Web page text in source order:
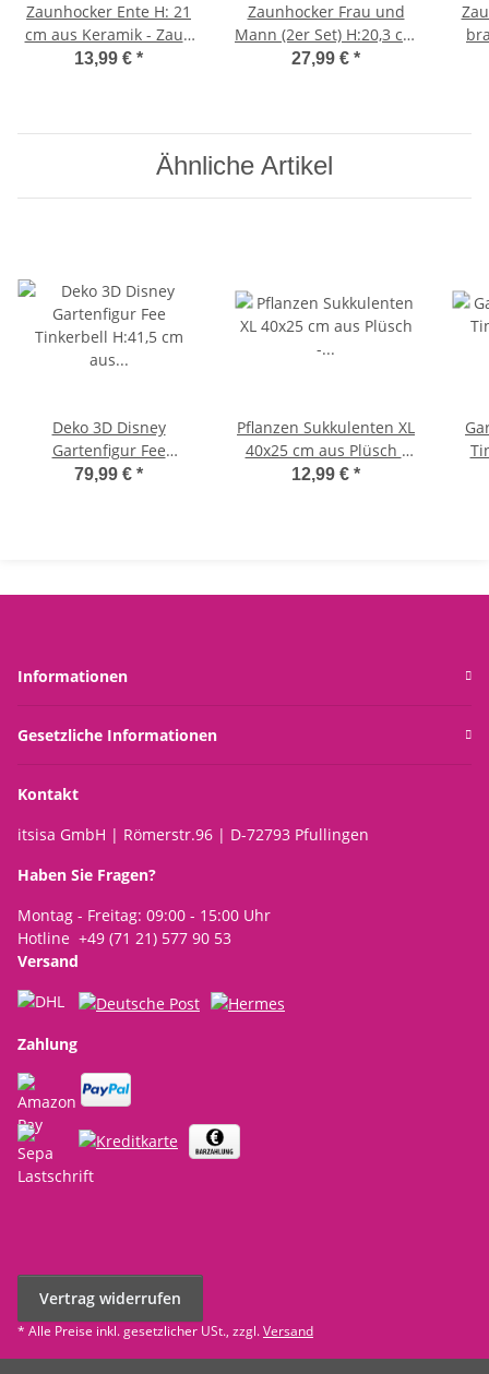
Zaunhocker Ente H: 21
cm aus Keramik - Zaun
Deko Garten Teich,
13,99 € *
Zaunhocker Frau und
Mann (2er Set) H:20,3 cm
aus Keramik - Zaun Deko
27,99 € *
Ähnliche Artikel
Deko 3D Disney
Gartenfigur Fee
Tinkerbell H:41,5 cm aus
79,99 € *
Pflanzen Sukkulenten XL
40x25 cm aus Plüsch -
Dekokissen,
12,99 € *
Informationen
Gesetzliche Informationen
Kontakt
itsisa GmbH | Römerstr.96 | D-72793 Pfullingen
Haben Sie Fragen?
Montag - Freitag: 09:00 - 15:00 Uhr
Hotline +49 (71 21) 577 90 53
Versand
Zahlung
Vertrag widerrufen
* Alle Preise inkl. gesetzlicher USt., zzgl.Versand